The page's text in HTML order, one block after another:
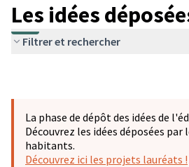
Les idées
Filtrer et rechercher
La phase de dépôt des idées de
Découvrez les idées déposées
habitants.
Découvrez ici les projets lauréats !